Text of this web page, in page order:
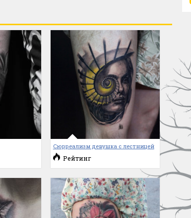
Сюрреализм девушка с лестницей
Рейтинг